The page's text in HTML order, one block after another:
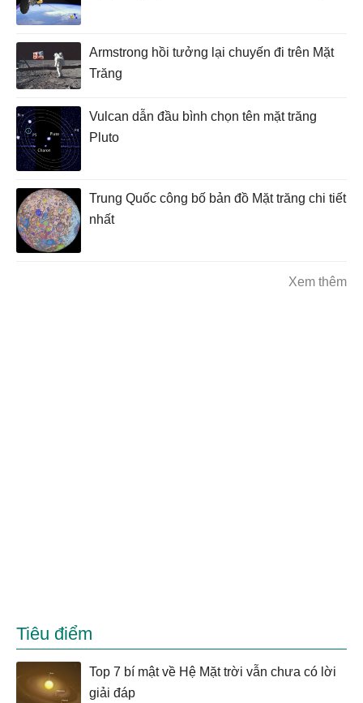
Armstrong hồi tưởng lại chuyến đi trên Mặt
Trăng
Vulcan dẫn đầu bình chọn tên mặt trăng
Pluto
Trung Quốc công bố bản đồ Mặt trăng chi tiết
nhất
Xem thêm
Tiêu điểm
Top 7 bí mật về Hệ Mặt trời vẫn chưa có lời
giải đáp